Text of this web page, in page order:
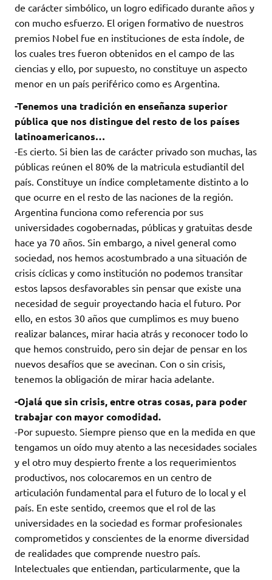
de carácter simbólico, un logro edificado durante años y
con mucho esfuerzo. El origen formativo de nuestros
premios Nobel fue en instituciones de esta índole, de
los cuales tres fueron obtenidos en el campo de las
ciencias y ello, por supuesto, no constituye un aspecto
menor en un país periférico como es Argentina.
-Tenemos una tradición en enseñanza superior
pública que nos distingue del resto de los países
latinoamericanos…
-Es cierto. Si bien las de carácter privado son muchas, las
públicas reúnen el 80% de la matricula estudiantil del
país. Constituye un índice completamente distinto a lo
que ocurre en el resto de las naciones de la región.
Argentina funciona como referencia por sus
universidades cogobernadas, públicas y gratuitas desde
hace ya 70 años. Sin embargo, a nivel general como
sociedad, nos hemos acostumbrado a una situación de
crisis cíclicas y como institución no podemos transitar
estos lapsos desfavorables sin pensar que existe una
necesidad de seguir proyectando hacia el futuro. Por
ello, en estos 30 años que cumplimos es muy bueno
realizar balances, mirar hacia atrás y reconocer todo lo
que hemos construido, pero sin dejar de pensar en los
nuevos desafíos que se avecinan. Con o sin crisis,
tenemos la obligación de mirar hacia adelante.
-Ojalá que sin crisis, entre otras cosas, para poder
trabajar con mayor comodidad.
-Por supuesto. Siempre pienso que en la medida en que
tengamos un oído muy atento a las necesidades sociales
y el otro muy despierto frente a los requerimientos
productivos, nos colocaremos en un centro de
articulación fundamental para el futuro de lo local y el
país. En este sentido, creemos que el rol de las
universidades en la sociedad es formar profesionales
comprometidos y conscientes de la enorme diversidad
de realidades que comprende nuestro país.
Intelectuales que entiendan, particularmente, que la